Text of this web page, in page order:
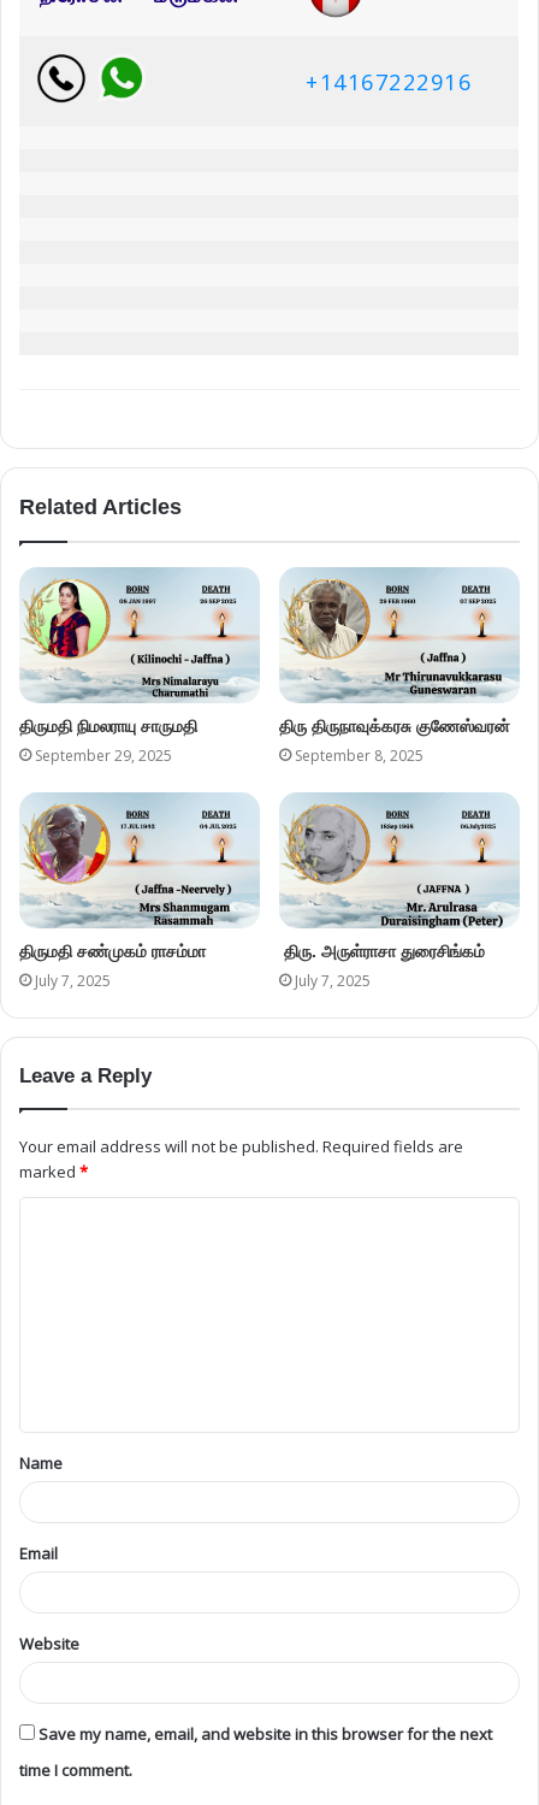
+14167222916
Related Articles
திருமதி நிமலராயு சாருமதி
September 29, 2025
திரு திருநாவுக்கரசு குணேஸ்வரன்
September 8, 2025
திருமதி சண்முகம் ராசம்மா
July 7, 2025
திரு. அருள்ராசா துரைசிங்கம்
July 7, 2025
Leave a Reply
Your email address will not be published. Required fields are
marked *
Name
Email
Website
Save my name, email, and website in this browser for the next
time I comment.